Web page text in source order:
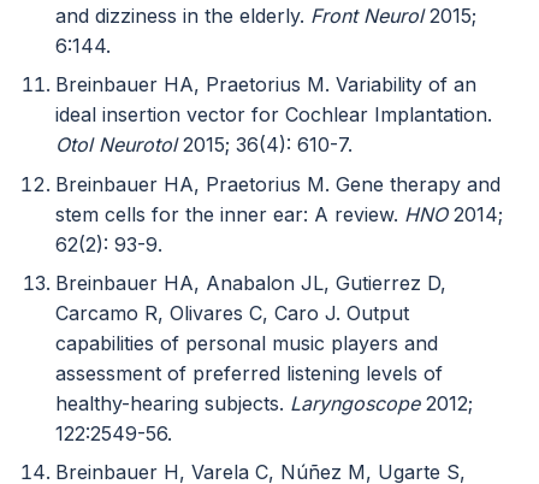
and dizziness in the elderly. Front Neurol2015;
6:144.
Breinbauer HA, Praetorius M. Variability of an
ideal insertion vector for Cochlear Implantation.
Otol Neurotol2015; 36(4): 610-7.
Breinbauer HA, Praetorius M. Gene therapy and
stem cells for the inner ear: A review. HNO2014;
62(2): 93-9.
Breinbauer HA, Anabalon JL, Gutierrez D,
Carcamo R, Olivares C, Caro J. Output
capabilities of personal music players and
assessment of preferred listening levels of
healthy-hearing subjects. Laryngoscope2012;
122:2549-56.
Breinbauer H, Varela C, Núñez M, Ugarte S,